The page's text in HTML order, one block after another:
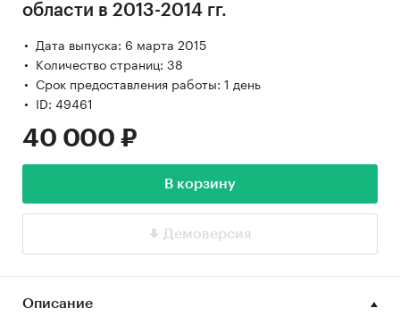
области в 2013-2014 гг.
Дата выпуска: 6 марта 2015
Количество страниц: 38
Срок предоставления работы: 1 день
ID: 49461
40 000 ₽
В корзину
Демоверсия
Описание